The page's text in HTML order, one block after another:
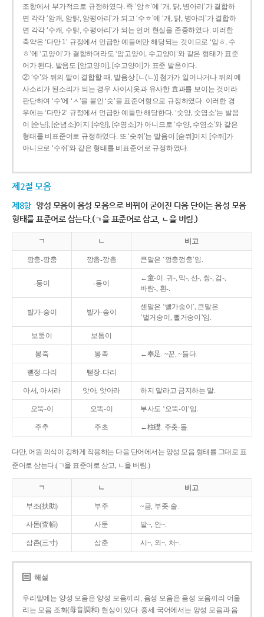
조항에서 부가적으로 규정하였다. 즉 ‘암ㅎ’에 ‘개, 닭, 병아리’가 결합하
면 각각 ‘암캐, 암탉, 암평아리’가 되고 ‘수ㅎ’에 ‘개, 닭, 병아리’가 결합하
면 각각 ‘수캐, 수탉, 수평아리’가 되는 언어 현실을 존중하였다. 이러한
축약은 ‘다만 1’ 규정에서 언급한 예들에만 해당되는 것이므로 ‘암ㅎ, 수
ㅎ’에 ‘고양이’가 결합하더라도 ‘암고양이, 수고양이’와 같은 형태가 표준
어가 된다. 발음도 [암고양이], [수고양이]가 표준 발음이다.
② ‘수’와 뒤의 말이 결합할 때, 발음상 [ㄴ(ㄴ)] 첨가가 일어나거나 뒤의 예
사소리가 된소리가 되는 경우 사이시옷과 유사한 효과를 보이는 것이라
판단하여 ‘수’에 ‘ㅅ’을 붙인 ‘숫’을 표준어형으로 규정하였다. 이러한 경
우에는 ‘다만 2’ 규정에서 언급한 예들만 해당한다. ‘숫양, 숫염소’는 발음
이 [순냥], [순념소]이지 [수양], [수염소]가 아니므로 ‘수양, 수염소’와 같은
형태를 비표준어로 규정하였다. 또 ‘숫쥐’는 발음이 [숟쮜]이지 [수쥐]가
아니므로 ‘수쥐’와 같은 형태를 비표준어로 규정하였다.
제2절 모음
제8항 양성 모음이 음성 모음으로 바뀌어 굳어진 다음 단어는 음성 모음
형태를 표준어로 삼는다.(ㄱ을 표준어로 삼고, ㄴ을 버림.)
ㄱ ㄴ 비고
깡충-깡충 깡총-깡총 큰말은 ‘껑충껑충’임.
-둥이 -동이
←童-이. 귀-, 막-, 선-, 쌍-, 검-,
바람-, 흰-.
발가-숭이 발가-송이
센말은 ‘빨가숭이’, 큰말은
‘벌거숭이, 뻘거숭이’임.
보퉁이 보통이
봉죽 봉족 ←奉足. ~꾼, ~들다.
뻗정-다리 뻗장-다리
아서, 아서라 앗아, 앗아라 하지 말라고 금지하는 말.
오뚝-이 오똑-이 부사도 ‘오뚝-이’임.
주추 주초 ←柱礎. 주춧-돌.
다만, 어원 의식이 강하게 작용하는 다음 단어에서는 양성 모음 형태를 그대로 표
준어로 삼는다.(ㄱ을 표준어로 삼고, ㄴ을 버림.)
ㄱ ㄴ 비고
부조(扶助) 부주 ~금, 부좃-술.
사돈(査頓) 사둔 밭~, 안~.
삼촌(三寸) 삼춘 시~, 외~, 처~.
해설
우리말에는 양성 모음은 양성 모음끼리, 음성 모음은 음성 모음끼리 어울
리는 모음 조화(母音調和) 현상이 있다. 중세 국어에서는 양성 모음과 음